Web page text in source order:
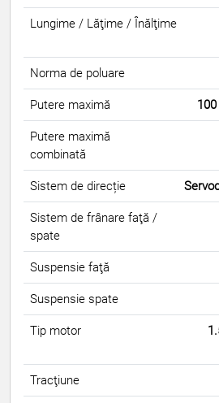
Lungime / Lăţime / Înălţime
Norma de poluare
Putere maximă
Putere maximă
combinată
Sistem de direcție
Sistem de frânare faţă /
spate
Suspensie faţă
Suspensie spate
Tip motor
Tracţiune